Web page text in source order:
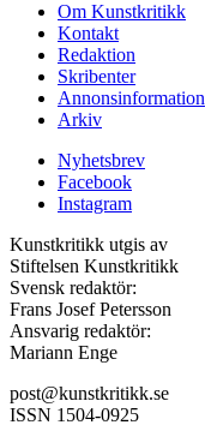
Om Kunstkritikk
Kontakt
Redaktion
Skribenter
Annonsinformation
Arkiv
Nyhetsbrev
Facebook
Instagram
Kunstkritikk utgis av
Stiftelsen Kunstkritikk
Svensk redaktör:
Frans Josef Petersson
Ansvarig redaktör:
Mariann Enge
post@kunstkritikk.se
ISSN 1504-0925